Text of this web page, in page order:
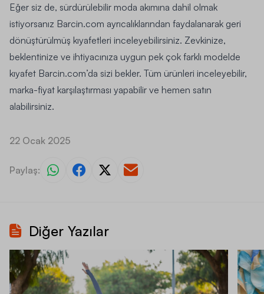
Eğer siz de, sürdürülebilir moda akımına dahil olmak
istiyorsanız Barcin.com ayrıcalıklarından faydalanarak geri
dönüştürülmüş kıyafetleri inceleyebilirsiniz. Zevkinize,
beklentinize ve ihtiyacınıza uygun pek çok farklı modelde
kıyafet Barcin.com’da sizi bekler. Tüm ürünleri inceleyebilir,
marka-fiyat karşılaştırması yapabilir ve hemen satın
alabilirsiniz.
22 Ocak 2025
Paylaş:
Diğer Yazılar